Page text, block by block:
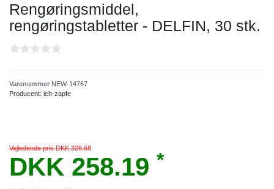
Rengøringsmiddel,
rengøringstabletter - DELFIN, 30 stk.
Varenummer NEW-14767
Producent: ich-zapfe
Vejledende pris DKK 328.68
DKK 258.19 *